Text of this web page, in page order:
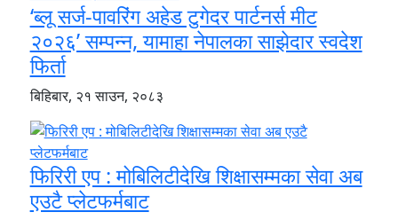
‘ब्लू सर्ज-पावरिंग अहेड टुगेदर पार्टनर्स मीट
२०२६’ सम्पन्न, यामाहा नेपालका साझेदार स्वदेश
फिर्ता
बिहिबार, २१ साउन, २०८३
फिरिरी एप : मोबिलिटीदेखि शिक्षासम्मका सेवा अब
एउटै प्लेटफर्मबाट